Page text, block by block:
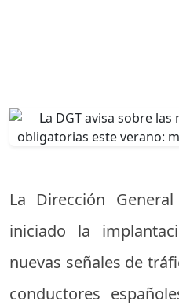
La Dirección
iniciado la
nuevas señales de
conductores